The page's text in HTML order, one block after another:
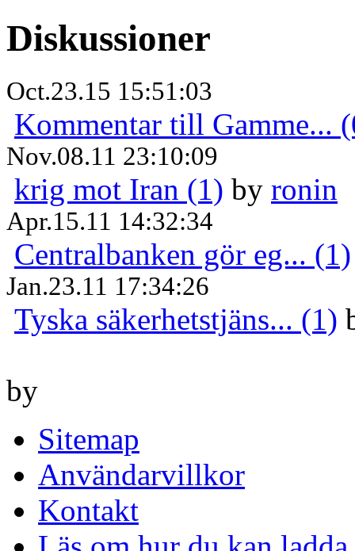
Diskussioner
Oct.23.15 15:51:03
Kommentar till Gamme...
Nov.08.11 23:10:09
krig mot Iran (1) by ronin
Apr.15.11 14:32:34
Centralbanken gör eg... (1)
Jan.23.11 17:34:26
Tyska säkerhetstjäns... (1)
by
Sitemap
Användarvillkor
Kontakt